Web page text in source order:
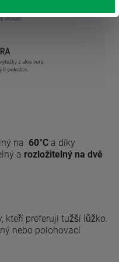
na 60°C a díky
a rozložitelný na dvě
kteří preferují tužší lůžko.
nebo polohovací